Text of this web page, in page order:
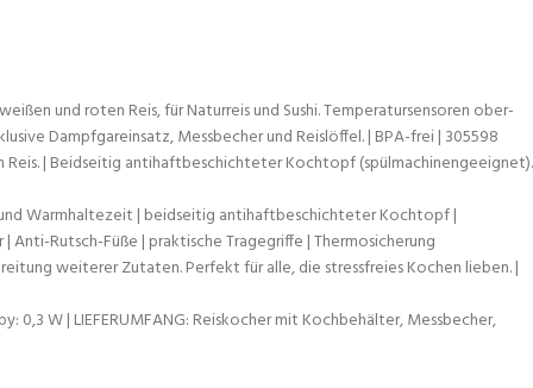
und roten Reis, für Naturreis und Sushi. Temperatursensoren ober-
Dampfgareinsatz, Messbecher und Reislöffel. | BPA-frei | 305598
Reis. | Beidseitig antihaftbeschichteter Kochtopf (spülmachinengeeignet).
und Warmhaltezeit | beidseitig antihaftbeschichteter Kochtopf |
Rutsch-Füße | praktische Tragegriffe | Thermosicherung
weiterer Zutaten. Perfekt für alle, die stressfreies Kochen lieben. |
0,3 W | LIEFERUMFANG: Reiskocher mit Kochbehälter, Messbecher,